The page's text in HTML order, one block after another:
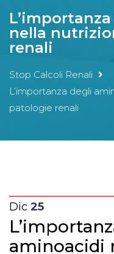
nella
renali
Stop Calcoli Renali
L’importanza degli
patologie renali
Dic 25
aminoacidi